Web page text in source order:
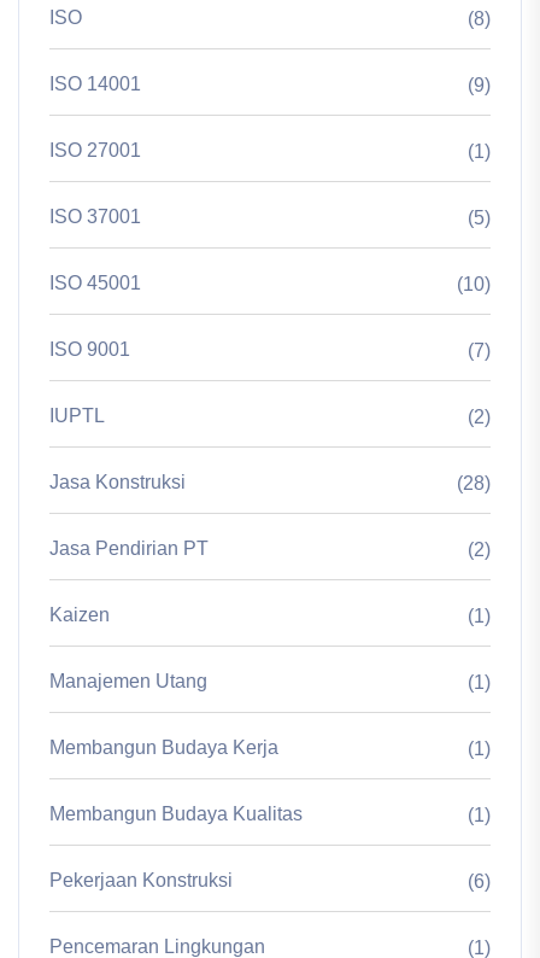
ISO (8)
ISO 14001 (9)
ISO 27001 (1)
ISO 37001 (5)
ISO 45001 (10)
ISO 9001 (7)
IUPTL (2)
Jasa Konstruksi (28)
Jasa Pendirian PT (2)
Kaizen (1)
Manajemen Utang (1)
Membangun Budaya Kerja (1)
Membangun Budaya Kualitas (1)
Pekerjaan Konstruksi (6)
Pencemaran Lingkungan (1)